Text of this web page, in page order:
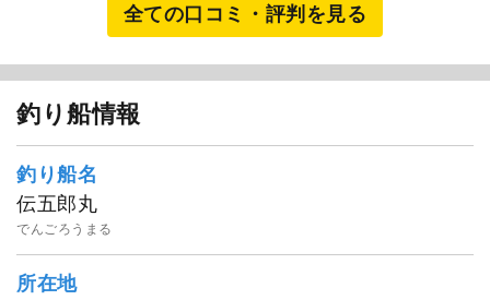
全ての口コミ・評判を見る
釣り船情報
釣り船名
伝五郎丸
でんごろうまる
所在地